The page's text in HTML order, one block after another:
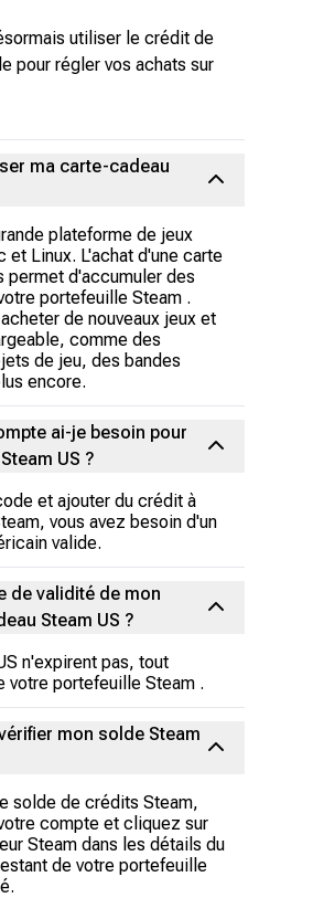
utiliser le crédit de
pour régler vos achats sur
ma carte-cadeau
plateforme de jeux
et Linux. L'achat d'une carte
permet d'accumuler des
portefeuille Steam .
de nouveaux jeux et
comme des
de jeu, des bandes
encore.
ai-je besoin pour
US ?
et ajouter du crédit à
vous avez besoin d'un
valide.
de validité de mon
Steam US ?
n'expirent pas, tout
votre portefeuille Steam .
mon solde Steam
solde de crédits Steam,
compte et cliquez sur
Steam dans les détails du
de votre portefeuille